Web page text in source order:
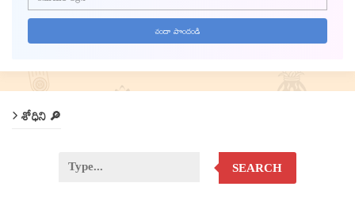
శోధిని 🔎
SEARCH